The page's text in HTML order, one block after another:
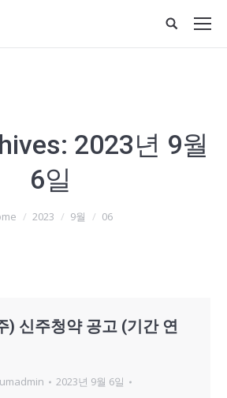
2023년 9월
6일
2023 9월 06
) 신주청약 공고 (기간 연
2023년 9월 6일